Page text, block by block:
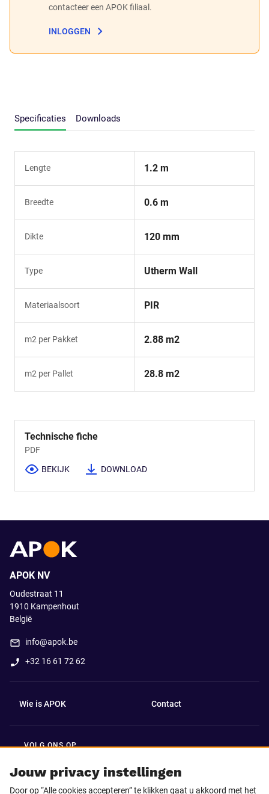
contacteer een APOK filiaal.
INLOGGEN
Specificaties Downloads
Lengte 1.2 m
Breedte 0.6 m
Dikte 120 mm
Type Utherm Wall
Materiaalsoort PIR
m2 per Pakket 2.88 m2
m2 per Pallet 28.8 m2
Technische fiche
PDF
BEKIJK DOWNLOAD
Jouw privacy instellingen
Door op “Alle cookies accepteren” te klikken gaat u akkoord met het
APOK NV
Oudestraat 11
1910 Kampenhout
België
info@apok.be
+32 16 61 72 62
Wie is APOK Contact
VOLG ONS OP
Facebook LinkedIn